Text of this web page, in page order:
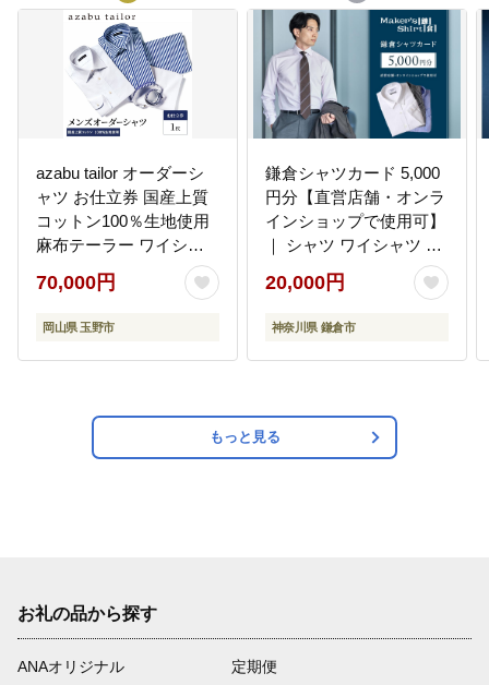
azabu tailor オーダーシ
ャツ お仕立券 国産上質
コットン100％生地使用
麻布テーラー ワイシャ
ツ メンズ ビジネス オー
ダー 日本製
70,000円
岡山県 玉野市
鎌倉シャツカード 5,000
円分【直営店舗・オンラ
インショップで使用可】
｜ シャツ ワイシャツ メ
ンズ オーダー シャツ 人
気 おすすめ ギフトカー
ド 紳士服 レディースシ
ビジネスシャツ 贈答用
20,000円
神奈川県 鎌倉市
もっと見る
お礼の品から探す
ANAオリジナル
定期便